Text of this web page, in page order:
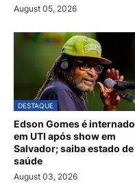
August 05, 2026
DESTAQUE
Edson Gomes é internado
em UTI após show em
Salvador; saiba estado de
saúde
August 03, 2026